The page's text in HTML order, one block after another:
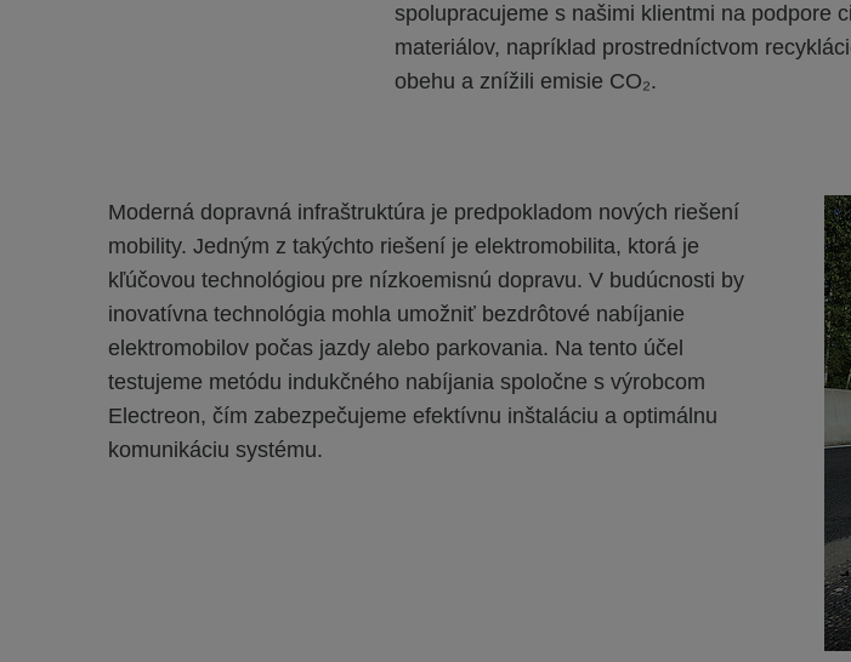
spolupracujeme s našimi klientmi na podpore
materiálov, napríklad prostredníctvom
obehu a znížili emisie CO₂.
Moderná dopravná infraštruktúra je predpokladom nových riešení
mobility. Jedným z takýchto riešení je elektromobilita, ktorá je
kľúčovou technológiou pre nízkoemisnú dopravu. V budúcnosti by
inovatívna technológia mohla umožniť bezdrôtové nabíjanie
elektromobilov počas jazdy alebo parkovania. Na tento účel
testujeme metódu indukčného nabíjania spoločne s výrobcom
Electreon, čím zabezpečujeme efektívnu inštaláciu a optimálnu
komunikáciu systému.